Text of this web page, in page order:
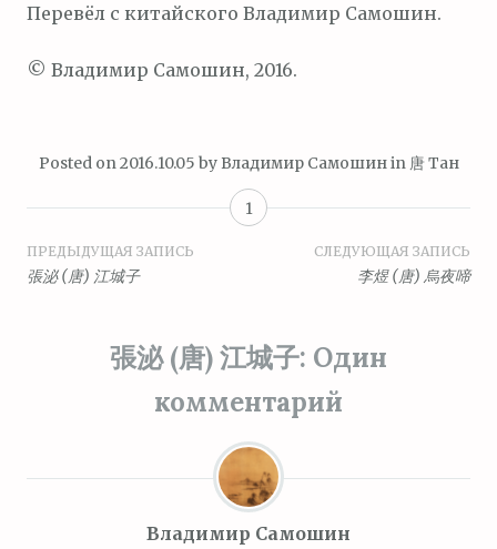
Перевёл с китайского Владимир Самошин.
© Владимир Самошин, 2016.
Posted on 2016.10.05 by Владимир Самошинin 唐 Тан
1
Навигация
записям
ПРЕДЫДУЩАЯ ЗАПИСЬ
張泌 (唐) 江城子
СЛЕДУЮЩАЯ ЗАПИСЬ
李煜 (唐) 烏夜啼
張泌 (唐) 江城子: Один
комментарий
Владимир Самошин